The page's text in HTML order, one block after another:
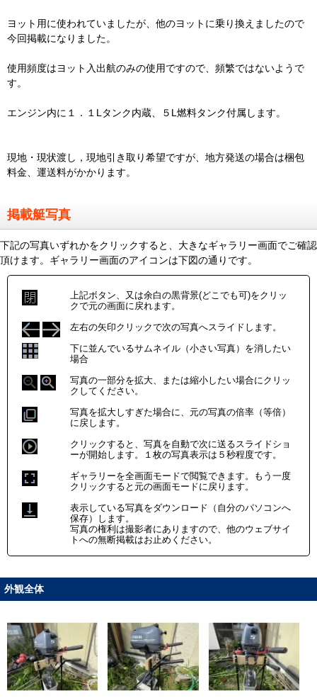
ヨット用に使われていましたが、他のヨットに乗り換えましたので
今回掲載になりました。
使用頻度はヨット入出航のみの使用ですので、頻繁ではないようで
す。
エンジン内に１．１Lタンク内蔵、５L燃料タンク付属します。
現地・現状渡し，現地引き取り希望ですが、地方発送の場合は梱包
料金、運送料がかかります。
掲載艇写真
下記の写真いずれかをクリックすると、大きなギャラリー画面でご確認
頂けます。ギャラリー画面のアイコンは下図の通りです。
上記ボタン、又は余白の黒背景(どこでも可)をクリッ
クで元の画面に戻れます。
左右の矢印クリックで次の写真へスライドします。
下に並んでいるサムネイル（小さい写真）を消したい
場合
写真の一部分を拡大、または縮小したい場合にクリッ
クしてください。
写真を拡大しすぎた場合に、元の写真の倍率（等倍）
に戻します。
クリックすると、写真を自動で次に送るスライドショ
ーが開始します。１枚の写真表示は５秒程度です。
ギャラリーを全画面モードで閲覧できます。もう一度
クリックすると元の画面モードに戻ります。
表示している写真をダウンロード（自分のパソコンへ
保存）します。
写真の権利は撮影者にありますので、他のウェブサイ
トへの無断掲載はお止めください。
外観全体